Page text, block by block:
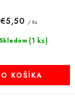
Skladom (1 ks)
€5,50 / ks
KOŠÍKA